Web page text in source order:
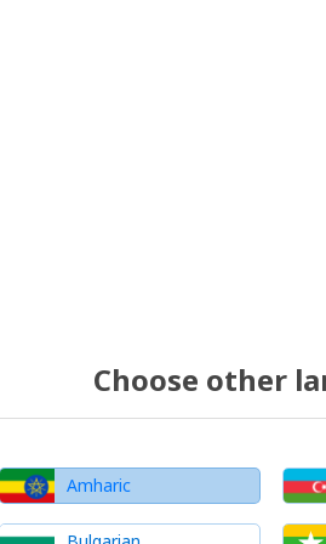
Choose other
Amharic